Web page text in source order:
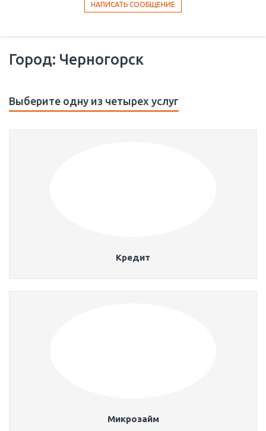
НАПИСАТЬ СООБЩЕНИЕ
Город: Черногорск
Выберите одну из четырех услуг
Кредит
Микрозайм